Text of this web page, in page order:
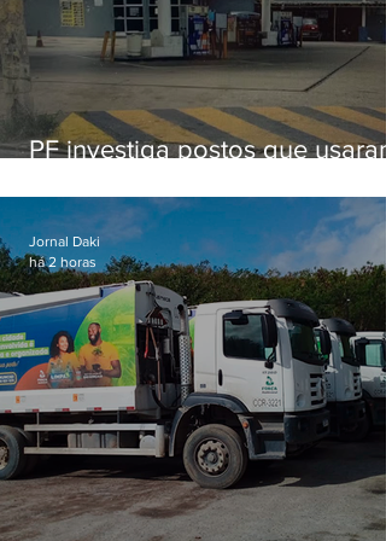
PF investiga postos que usaram
secretário morto em 2020
Jornal Daki
há 2 horas